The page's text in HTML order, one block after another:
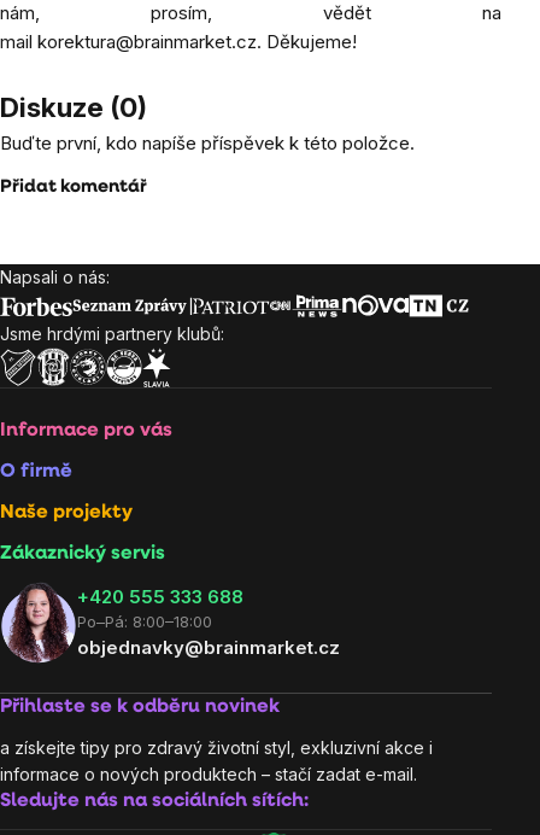
nám, prosím, vědět na
mail korektura@brainmarket.cz. Děkujeme!
Diskuze (0)
Buďte první, kdo napíše příspěvek k této položce.
Přidat komentář
Zápatí
Napsali o nás:
Jsme hrdými partnery klubů:
Informace pro vás
O firmě
Naše projekty
Zákaznický servis
‭+420 555 333 688
Po–Pá: 8:00–18:00
objednavky@brainmarket.cz
Přihlaste se k odběru novinek
a získejte tipy pro zdravý životní styl, exkluzivní akce i
informace o nových produktech – stačí zadat e-mail.
Sledujte nás na sociálních sítích: